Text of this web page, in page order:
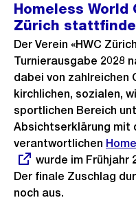
Homeless World
Zürich
Der Verein «HWC
Turnierausgabe 2028
dabei von zahlreichen
kirchlichen, sozialen,
sportlichen Bereich
Absichtserklärung mit
verantwortlichen
Link:
wurde im Frühjahr
Der finale Zuschlag
noch aus.